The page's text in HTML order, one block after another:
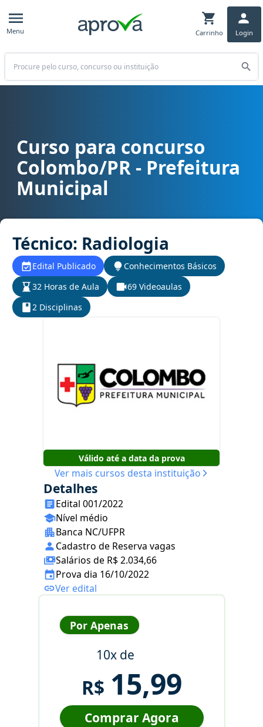
Menu Carrinho Login
Buscar
Curso para concurso Colombo/PR - Prefeitura Municipal cargo
Curso para concurso
Colombo/PR - Prefeitura
Municipal
Técnico: Radiologia
Edital Publicado
Conhecimentos Básicos
32 Horas de Aula
69 Videoaulas
2 Disciplinas
Válido até a data da prova
Ver mais cursos desta instituição
Detalhes
Edital 001/2022
Nível médio
Banca NC/UFPR
Cadastro de Reserva vagas
Salários de R$ 2.034,66
Prova dia 16/10/2022
Ver edital
Por Apenas
10x de
R$ 15,99
Comprar Agora